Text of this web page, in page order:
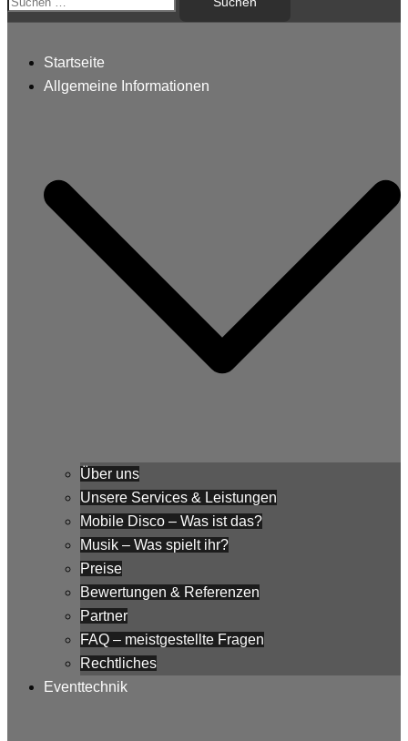
nach:
Startseite
Allgemeine Informationen
Über uns
Unsere Services & Leistungen
Mobile Disco – Was ist das?
Musik – Was spielt ihr?
Preise
Bewertungen & Referenzen
Partner
FAQ – meistgestellte Fragen
Rechtliches
Eventtechnik